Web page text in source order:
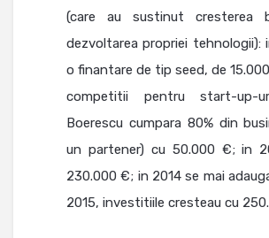
(care au sustinut cresterea
dezvoltarea propriei tehnologii):
o finantare de tip seed, de
competitii pentru start-up-
Boerescu cumpara 80% din
un partener) cu 50.000 €; in
230.000 €; in 2014 se mai
2015, investitiile cresteau cu